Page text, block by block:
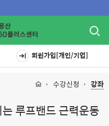
회원가입[개인/기업]
수강신청 강좌
루프밴드 근력운동